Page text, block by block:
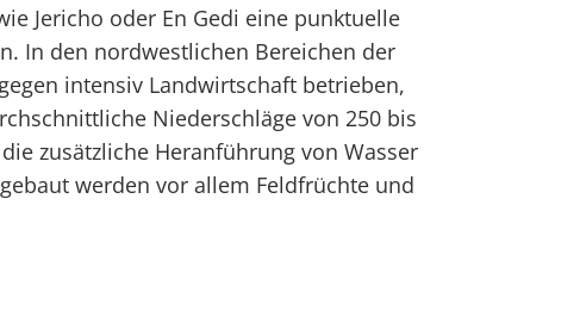
Jericho oder En Gedi eine punktuelle
In den nordwestlichen Bereichen der
intensiv Landwirtschaft betrieben,
Niederschläge von 250 bis
zusätzliche Heranführung von Wasser
werden vor allem Feldfrüchte und